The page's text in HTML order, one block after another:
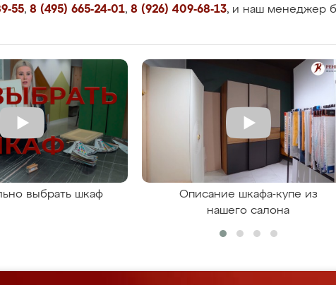
55, 8 (495) 665-24-01, 8 (926) 409-68-13, и наш менеджер
выбрать шкаф
Описание шкафа-купе из
нашего салона